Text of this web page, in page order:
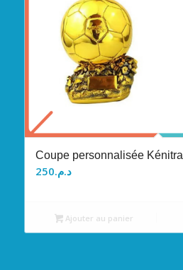
Coupe personnalisée Kénitra
د.م.250
Ajouter au panier